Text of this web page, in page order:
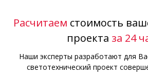
Расчитаем стоимость
проекта за 24
Наши эксперты разработают для
светотехнический проект